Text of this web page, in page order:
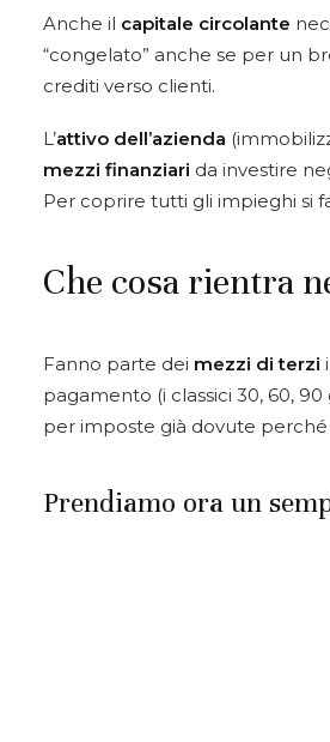
Anche il capitale circolante
“congelato” anche se per un
crediti verso clienti.
L’attivo dell’azienda
mezzi finanziari da investire
Per coprire tutti gli impieghi si
Che cosa rientra
Fanno parte dei mezzi di terzi
pagamento (i classici 30, 60,
per imposte già dovute perché
Prendiamo ora un